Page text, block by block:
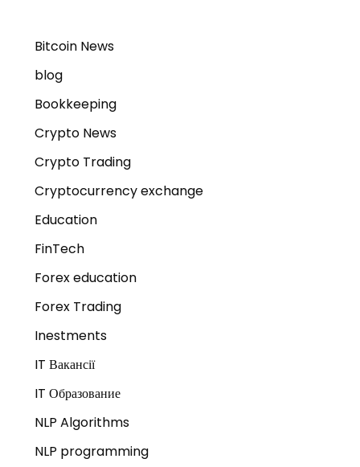
Bitcoin News
blog
Bookkeeping
Crypto News
Crypto Trading
Cryptocurrency exchange
Education
FinTech
Forex education
Forex Trading
Inestments
IT Вакансії
IT Образование
NLP Algorithms
NLP programming